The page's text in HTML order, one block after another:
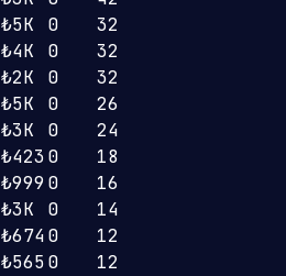
₺5K 0
32
₺4K 0
32
₺2K 0
32
₺5K 0
26
₺3K 0
24
₺4230
18
₺999 0
16
₺3K 0
14
₺6740
12
₺5650
12